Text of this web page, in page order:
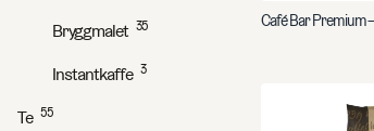
Bryggmalet 35
Instantkaffe 3
Te 55
Café Bar Premium